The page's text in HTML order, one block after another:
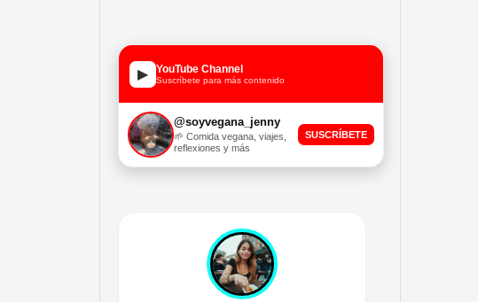
▶ YouTube Channel
Suscríbete para más contenido
@soyvegana_jenny
🌱 Comida vegana, viajes,
reflexiones y más
SUSCRÍBETE